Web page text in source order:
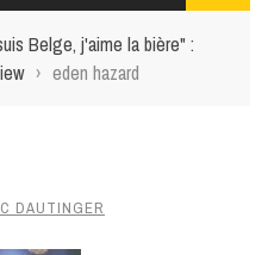
Belge, j'aime la bière" :
› eden hazard
DAUTINGER